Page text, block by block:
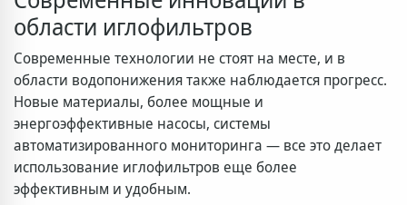
области иглофильтров
Современные технологии не стоят на месте, и в
области водопонижения также наблюдается прогресс.
Новые материалы, более мощные и
энергоэффективные насосы, системы
автоматизированного мониторинга — все это делает
использование иглофильтров еще более
эффективным и удобным.